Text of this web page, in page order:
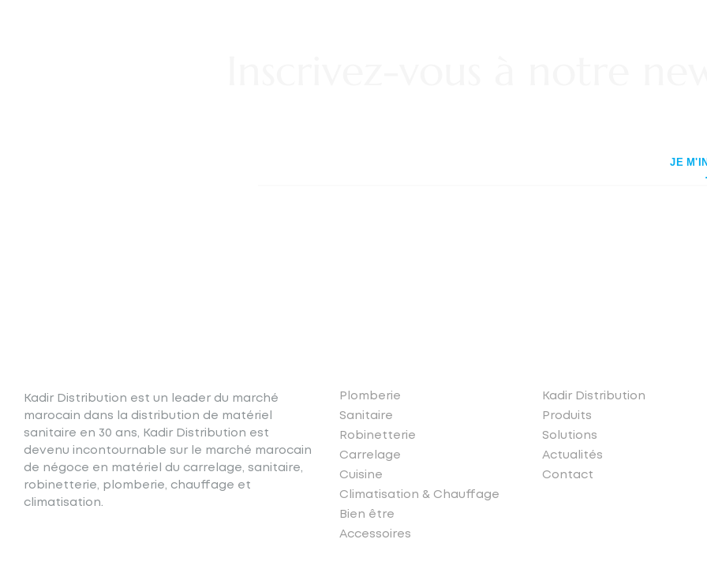
JE
Kadir Distribution est un leader du marché
marocain dans la distribution de matériel
sanitaire en 30 ans, Kadir Distribution est
devenu incontournable sur le marché marocain
de négoce en matériel du carrelage, sanitaire,
robinetterie, plomberie, chauffage et
climatisation.
Plomberie
Sanitaire
Robinetterie
Carrelage
Cuisine
Climatisation & Chauffage
Bien être
Accessoires
Kadir Distribution
Produits
Solutions
Actualités
Contact